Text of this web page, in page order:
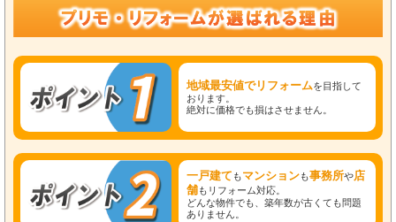
地域最安値でリフォームを目指して
おります。
絶対に価格でも損はさせません。
一戸建て もマンションも事務所や店
舗もリフォーム対応。
どんな物件でも、築年数が古くても問題
ありません。